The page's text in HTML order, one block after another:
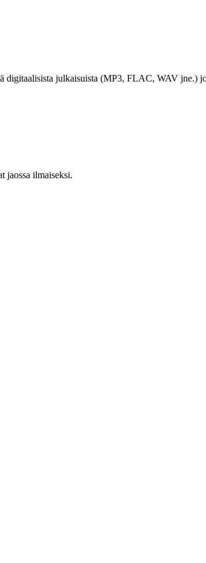
digitaalisista julkaisuista (MP3, FLAC, WAV jne.)
jaossa ilmaiseksi.